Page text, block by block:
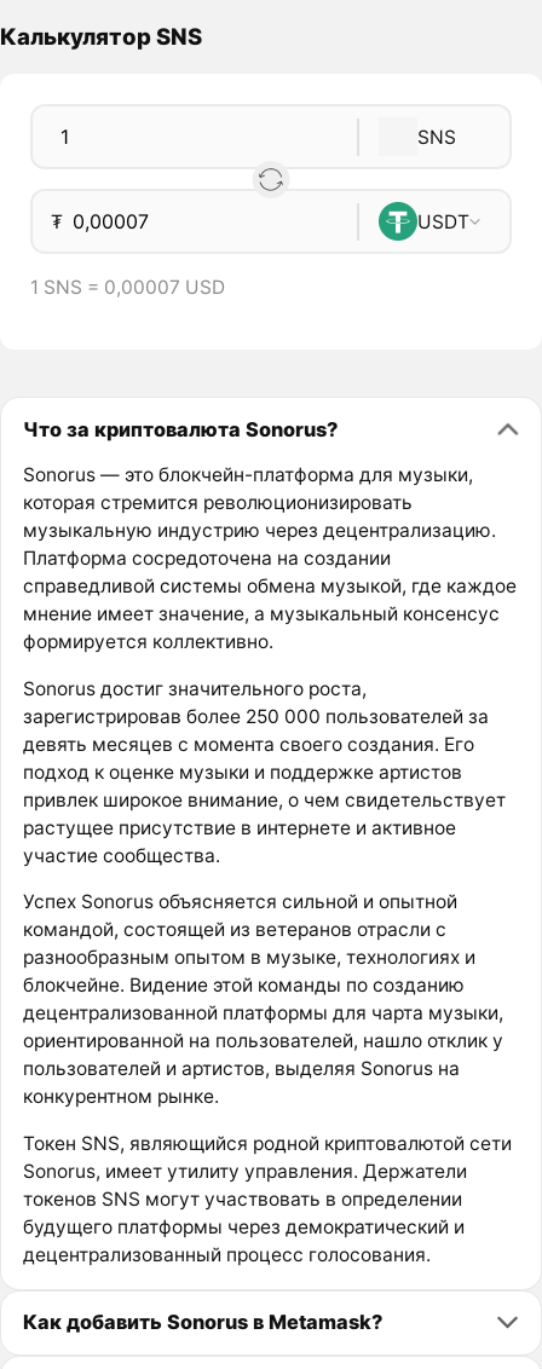
Калькулятор SNS
SNS
₮ USDT
1 SNS = 0,00007 USD
Что за криптовалюта Sonorus?
Sonorus — это блокчейн-платформа для музыки,
которая стремится революционизировать
музыкальную индустрию через децентрализацию.
Платформа сосредоточена на создании
справедливой системы обмена музыкой, где каждое
мнение имеет значение, а музыкальный консенсус
формируется коллективно.
Sonorus достиг значительного роста,
зарегистрировав более 250 000 пользователей за
девять месяцев с момента своего создания. Его
подход к оценке музыки и поддержке артистов
привлек широкое внимание, о чем свидетельствует
растущее присутствие в интернете и активное
участие сообщества.
Успех Sonorus объясняется сильной и опытной
командой, состоящей из ветеранов отрасли с
разнообразным опытом в музыке, технологиях и
блокчейне. Видение этой команды по созданию
децентрализованной платформы для чарта музыки,
ориентированной на пользователей, нашло отклик у
пользователей и артистов, выделяя Sonorus на
конкурентном рынке.
Токен SNS, являющийся родной криптовалютой сети
Sonorus, имеет утилиту управления. Держатели
токенов SNS могут участвовать в определении
будущего платформы через демократический и
децентрализованный процесс голосования.
Как добавить Sonorus в Metamask?